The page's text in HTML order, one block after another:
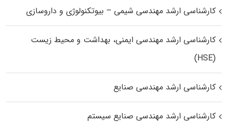
کارشناسی ارشد مهندسی شیمی – بیوتکنولوژی و داروسازی
کارشناسی ارشد مهندسی ایمنی، بهداشت و محیط زیست
(HSE)
کارشناسی ارشد مهندسی صنایع
کارشناسی ارشد مهندسی صنایع سیستم